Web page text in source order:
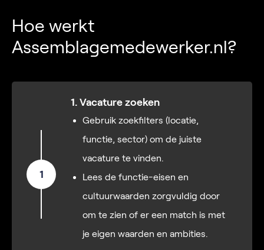
Hoe werkt
Assemblagemedewerker.nl?
1
1. Vacature zoeken
Gebruik zoekfilters (locatie,
functie, sector) om de juiste
vacature te vinden.
Lees de functie-eisen en
cultuurwaarden zorgvuldig door
om te zien of er een match is met
je eigen waarden en ambities.